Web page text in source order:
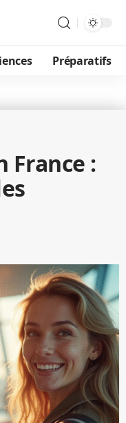
Préparatifs
France :